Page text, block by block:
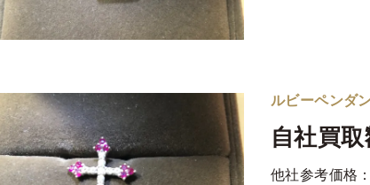
ルビーペンダ
自社買
他社参考価格